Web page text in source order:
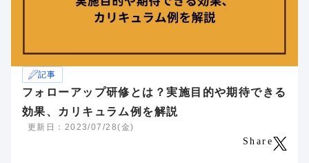
記事
フォローアップ研修とは？実施目的や期待できる
効果、カリキュラム例を解説
更新日：2023/07/28(金)
Share